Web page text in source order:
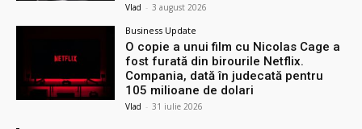
Vlad - 3 august 2026
Business Update
O copie a unui film cu Nicolas Cage a
fost furată din birourile Netflix.
Compania, dată în judecată pentru
105 milioane de dolari
Vlad - 31 iulie 2026